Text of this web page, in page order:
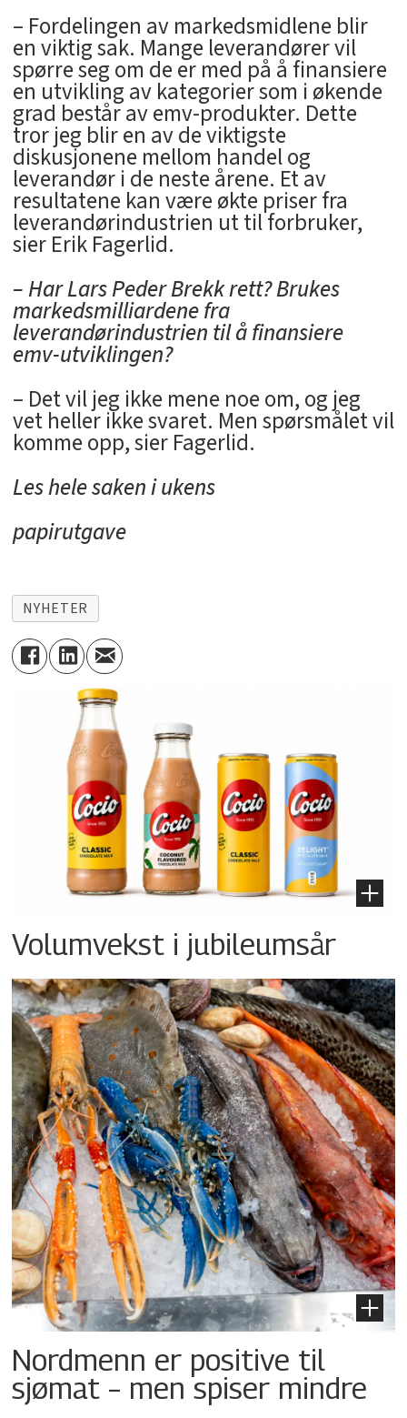
– Fordelingen av markedsmidlene blir
en viktig sak. Mange leverandører vil
spørre seg om de er med på å finansiere
en utvikling av kategorier som i økende
grad består av emv-produkter. Dette
tror jeg blir en av de viktigste
diskusjonene mellom handel og
leverandør i de neste årene. Et av
resultatene kan være økte priser fra
leverandørindustrien ut til forbruker,
sier Erik Fagerlid.
– Har Lars Peder Brekk rett? Brukes
markedsmilliardene fra
leverandørindustrien til å finansiere
emv-utviklingen?
– Det vil jeg ikke mene noe om, og jeg
vet heller ikke svaret. Men spørsmålet vil
komme opp, sier Fagerlid.
Les hele saken i ukens
papirutgave
NYHETER
Volumvekst i jubileumsår
Nordmenn er positive til
sjømat – men spiser mindre